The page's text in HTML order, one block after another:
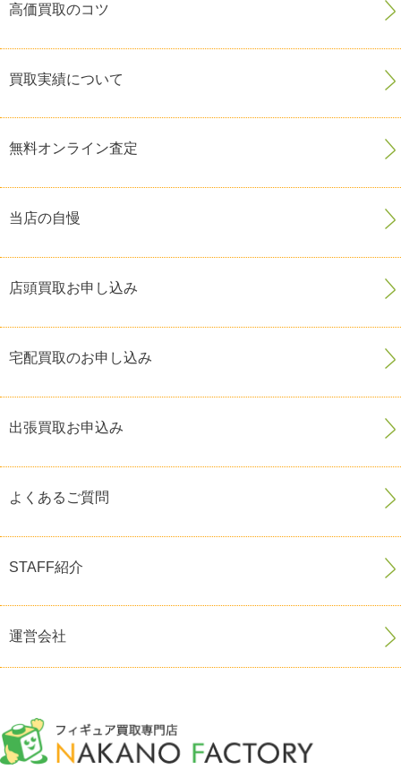
高価買取のコツ
買取実績について
無料オンライン査定
当店の自慢
店頭買取お申し込み
宅配買取のお申し込み
出張買取お申込み
よくあるご質問
STAFF紹介
運営会社